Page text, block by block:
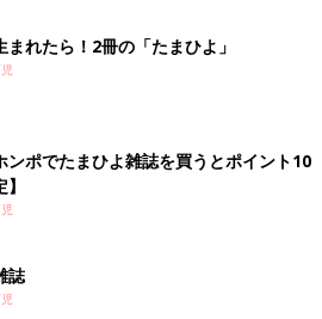
まれたら！2冊の「たまひよ」
ンポでたまひよ雑誌を買うとポイント10
誌